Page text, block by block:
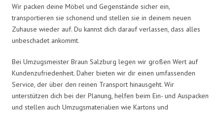
Wir packen deine Möbel und Gegenstände sicher ein,
transportieren sie schonend und stellen sie in deinem neuen
Zuhause wieder auf. Du kannst dich darauf verlassen, dass alles
unbeschadet ankommt.
Bei Umzugsmeister Braun Salzburg legen wir großen Wert auf
Kundenzufriedenheit. Daher bieten wir dir einen umfassenden
Service, der über den reinen Transport hinausgeht. Wir
unterstützen dich bei der Planung, helfen beim Ein- und Auspacken
und stellen auch Umzugsmaterialien wie Kartons und